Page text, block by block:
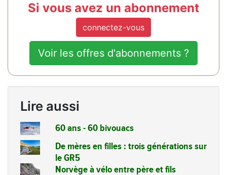
Si vous avez un abonnement
connectez-vous
Voir les offres d'abonnements ?
Lire aussi
60 ans - 60 bivouacs
De mères en filles : trois générations sur
le GR5
Norvège à vélo entre père et fils